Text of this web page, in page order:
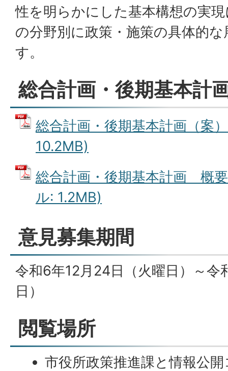
性を明らかにした基本構想の実
の分野別に政策・施策の具体的
す。
総合計画・後期基本計
総合計画・後期基本計画（案
10.2MB)
総合計画・後期基本計画 概
ル: 1.2MB)
意見募集期間
令和6年12月24日（火曜日）～令
日）
閲覧場所
市役所政策推進課と情報公